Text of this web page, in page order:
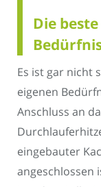
Die
Es ist gar nicht
eigenen
Anschluss an
eingebauter
angeschlossen